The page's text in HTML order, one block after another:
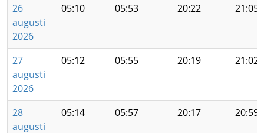
26
augusti
2026
05:10 05:53 20:22 21:05
27
augusti
2026
05:12 05:55 20:19 21:02
28
augusti
05:14 05:57 20:17 20:59